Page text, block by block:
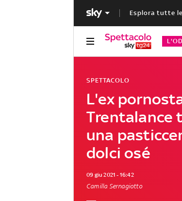
Esplora tutte
L'ex
Trentalance
una
dolci osé
SPETTACOLO
09 giu 2021 - 16:42
Camilla Sernagiotto